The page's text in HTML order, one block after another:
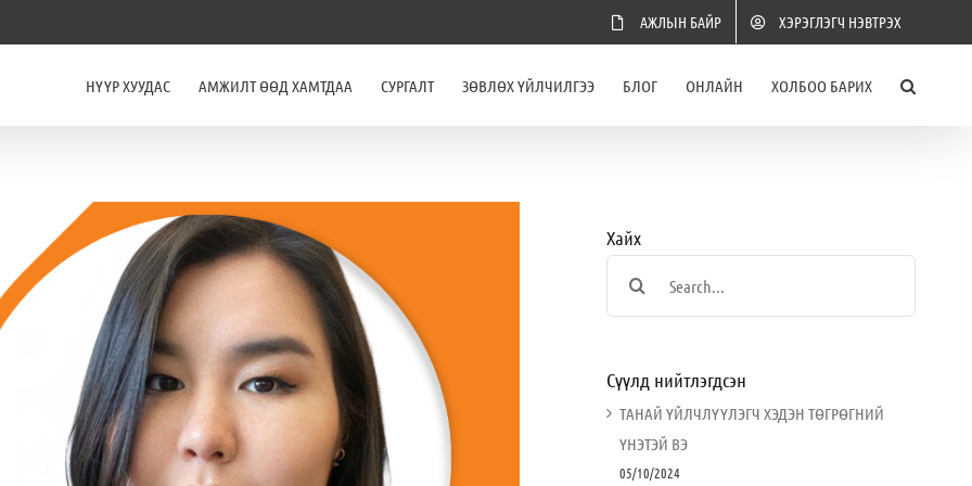
АЖЛЫН БАЙР ХЭРЭГЛЭГЧ НЭВТРЭХ
НҮҮР ХУУДАС АМЖИЛТ ӨӨД ХАМТДАА СУРГАЛТ ЗӨВЛӨХ ҮЙЛЧИЛГЭЭ БЛОГ ОНЛАЙН ХОЛБОО БАРИХ
Хайх
Сүүлд нийтлэгдсэн
ТАНАЙ ҮЙЛЧЛҮҮЛЭГЧ ХЭДЭН ТӨГРӨГНИЙ
ҮНЭТЭЙ ВЭ
05/10/2024